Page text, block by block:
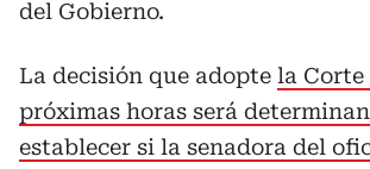
del Gobierno.
La decisión que adopte la Corte
próximas horas será
establecer si la senadora del